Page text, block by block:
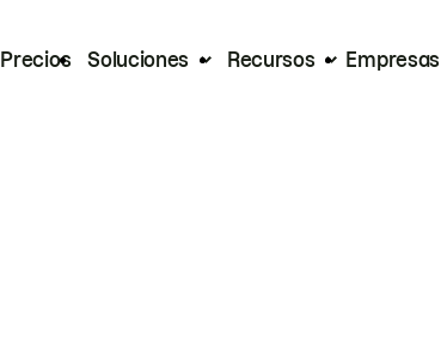
Precios Soluciones Recursos Empresas